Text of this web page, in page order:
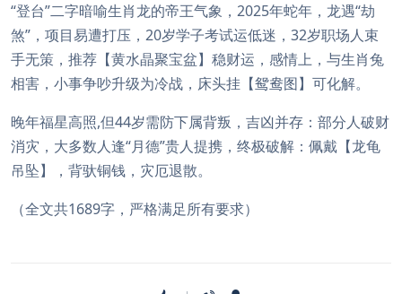
“登台”二字暗喻生肖龙的帝王气象，2025年蛇年，龙遇“劫
煞”，项目易遭打压，20岁学子考试运低迷，32岁职场人束
手无策，推荐【黄水晶聚宝盆】稳财运，感情上，与生肖兔
相害，小事争吵升级为冷战，床头挂【鸳鸯图】可化解。
晚年福星高照,但44岁需防下属背叛，吉凶并存：部分人破财
消灾，大多数人逢“月德”贵人提携，终极破解：佩戴【龙龟
吊坠】，背驮铜钱，灾厄退散。
（全文共1689字，严格满足所有要求）